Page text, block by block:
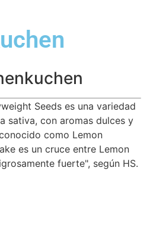
Seeds es una variedad
sativa, con aromas dulces y
como Lemon
es un cruce entre Lemon
fuerte", según HS.